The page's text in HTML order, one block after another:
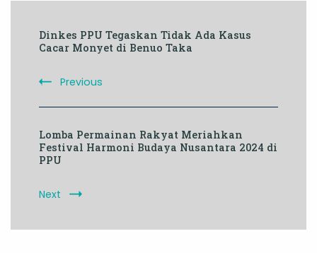
Navigation
Dinkes PPU Tegaskan Tidak Ada Kasus
Cacar Monyet di Benuo Taka
Previous
Lomba Permainan Rakyat Meriahkan
Festival Harmoni Budaya Nusantara 2024 di
PPU
Next